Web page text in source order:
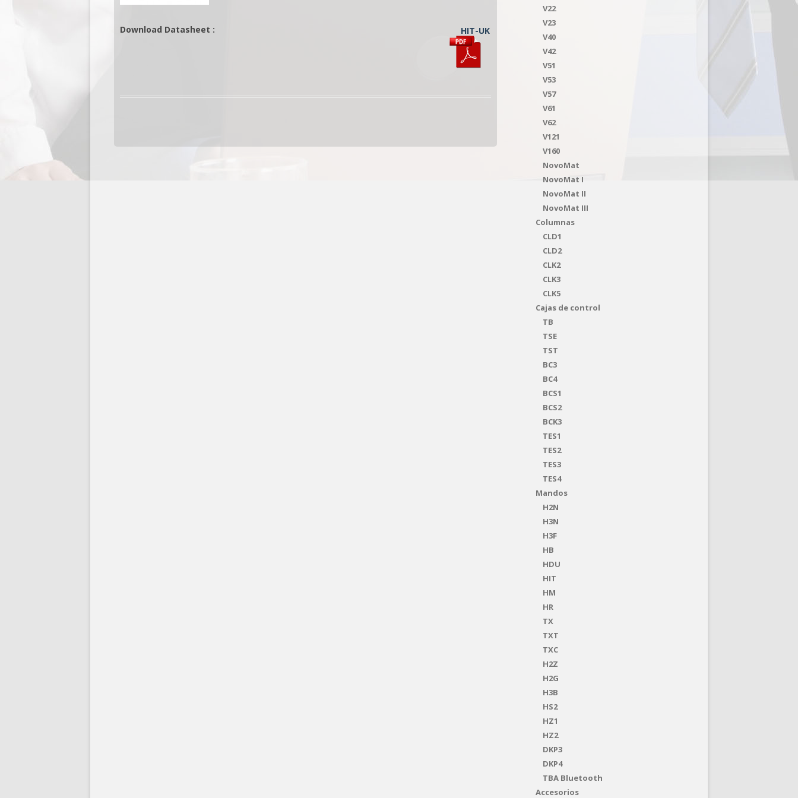
Download Datasheet : HIT-UK
V22
V23
V40
V42
V51
V53
V57
V61
V62
V121
V160
NovoMat
NovoMat I
NovoMat II
NovoMat III
Columnas
CLD1
CLD2
CLK2
CLK3
CLK5
Cajas de control
TB
TSE
TST
BC3
BC4
BCS1
BCS2
BCK3
TES1
TES2
TES3
TES4
Mandos
H2N
H3N
H3F
HB
HDU
HIT
HM
HR
TX
TXT
TXC
H2Z
H2G
H3B
HS2
HZ1
HZ2
DKP3
DKP4
TBA Bluetooth
Accesorios